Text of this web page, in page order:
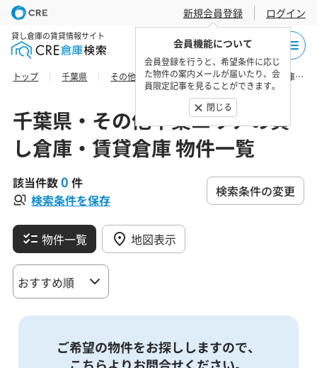
新規会員登録
会員機能について
会員登録を行うと、希望条件に応じ
た物件の案内メールが届いたり、会
員限定記事を見ることができます。
閉じる
ログイン
貸し倉庫の賃貸情報サイト
トップ 千葉県 その他千葉エリア 香取郡神崎町の貸し倉庫・賃貸倉庫 物件一覧
千葉県・その他千葉エリアの貸
し倉庫・賃貸倉庫 物件一覧
該当件数0 件
検索条件を保存
検索条件の変更
物件一覧 地図表示
ご希望の物件をお探ししますので、